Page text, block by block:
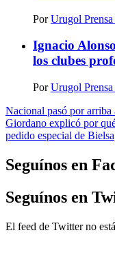
Por Urugol Prensa
Ignacio
los clubes
Por Urugol Prensa
Navegación
de
Nacional pasó por
Giordano explicó por
pedido especial de Bielsa
Seguínos en
Seguínos en
El feed de Twitter no